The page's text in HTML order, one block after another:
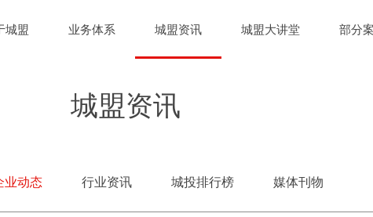
城盟 业务体系 城盟资讯 城盟大讲堂 部分
城盟资讯
业动态 行业资讯 城投排行榜 媒体刊物